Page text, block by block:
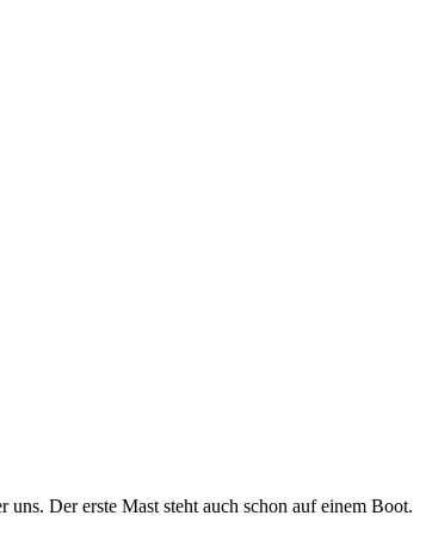
Der erste Mast steht auch schon auf einem Boot.